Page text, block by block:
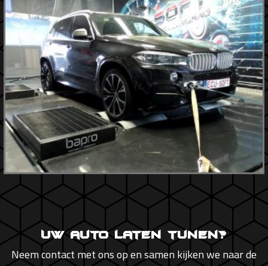
Uw auto laten tunen?
Neem contact met ons op en samen kijken we naar de